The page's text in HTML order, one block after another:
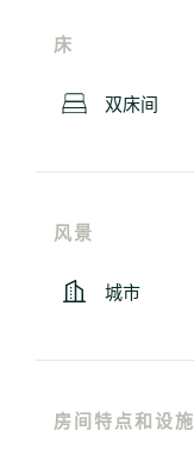
床
双床间
风景
城市
房间特点和设施